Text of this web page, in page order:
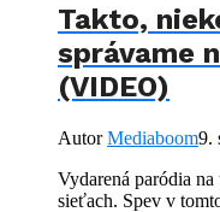
Takto,
správame
(VIDEO)
AutorMediaboom9.
Vydarená paródia na
sieťach. Spev v